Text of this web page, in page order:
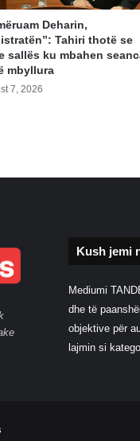
Deharin,
Tahiri thotë se
sallës ku mbahen
mbyllura
7, 2026
Kush jemi
Mediumi
dhe të
objektive për
lajmin si